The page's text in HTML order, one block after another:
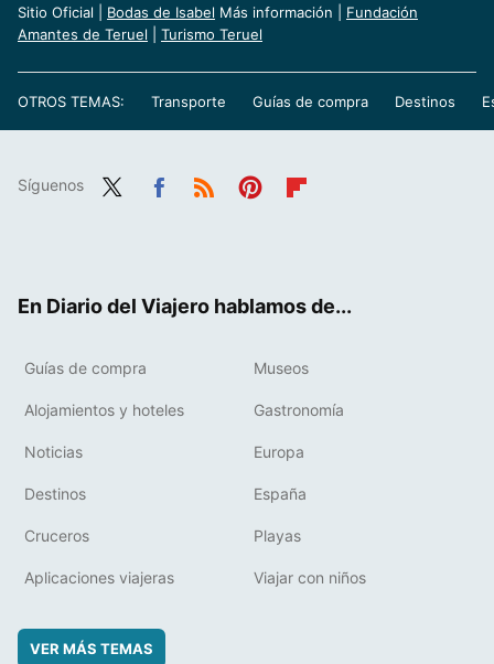
Sitio Oficial | Bodas de Isabel Más información | Fundación
Amantes de Teruel
Turismo Teruel
OTROS TEMAS: Transporte Guías de compra Destinos
Síguenos
En Diario del Viajero hablamos de...
Guías de compra Museos
Alojamientos y hoteles Gastronomía
Noticias Europa
Destinos España
Cruceros Playas
Aplicaciones viajeras Viajar con niños
VER MÁS TEMAS